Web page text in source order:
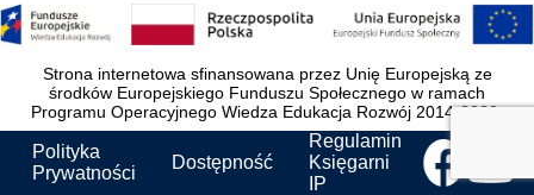
Strona internetowa sfinansowana przez Unię Europejską ze
środków Europejskiego Funduszu Społecznego w ramach
Programu Operacyjnego Wiedza Edukacja Rozwój 2014-2020.
Polityka
Prywatności
Dostępność
Regulamin
Księgarni
IP